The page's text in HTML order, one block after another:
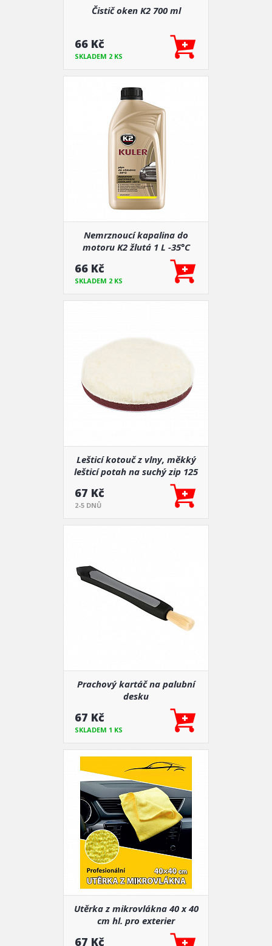
Čistič oken K2 700 ml
66 Kč
SKLADEM 2 KS
Nemrznoucí kapalina do
motoru K2 žlutá 1 L -35°C
66 Kč
SKLADEM 2 KS
Lešticí kotouč z vlny, měkký
lešticí potah na suchý zip 125
67 Kč
2-5 DNŮ
Prachový kartáč na palubní
desku
67 Kč
SKLADEM 1 KS
Utěrka z mikrovlákna 40 x 40
cm hl. pro exterier
67 Kč